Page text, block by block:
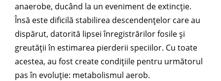
anaerobe, ducând la un eveniment de extincție.
Însă este dificilă stabilirea descendențelor care au
dispărut, datorită lipsei înregistrărilor fosile și
greutății în estimarea pierderii speciilor. Cu toate
acestea, au fost create condițiile pentru următorul
pas în evoluție: metabolismul aerob.